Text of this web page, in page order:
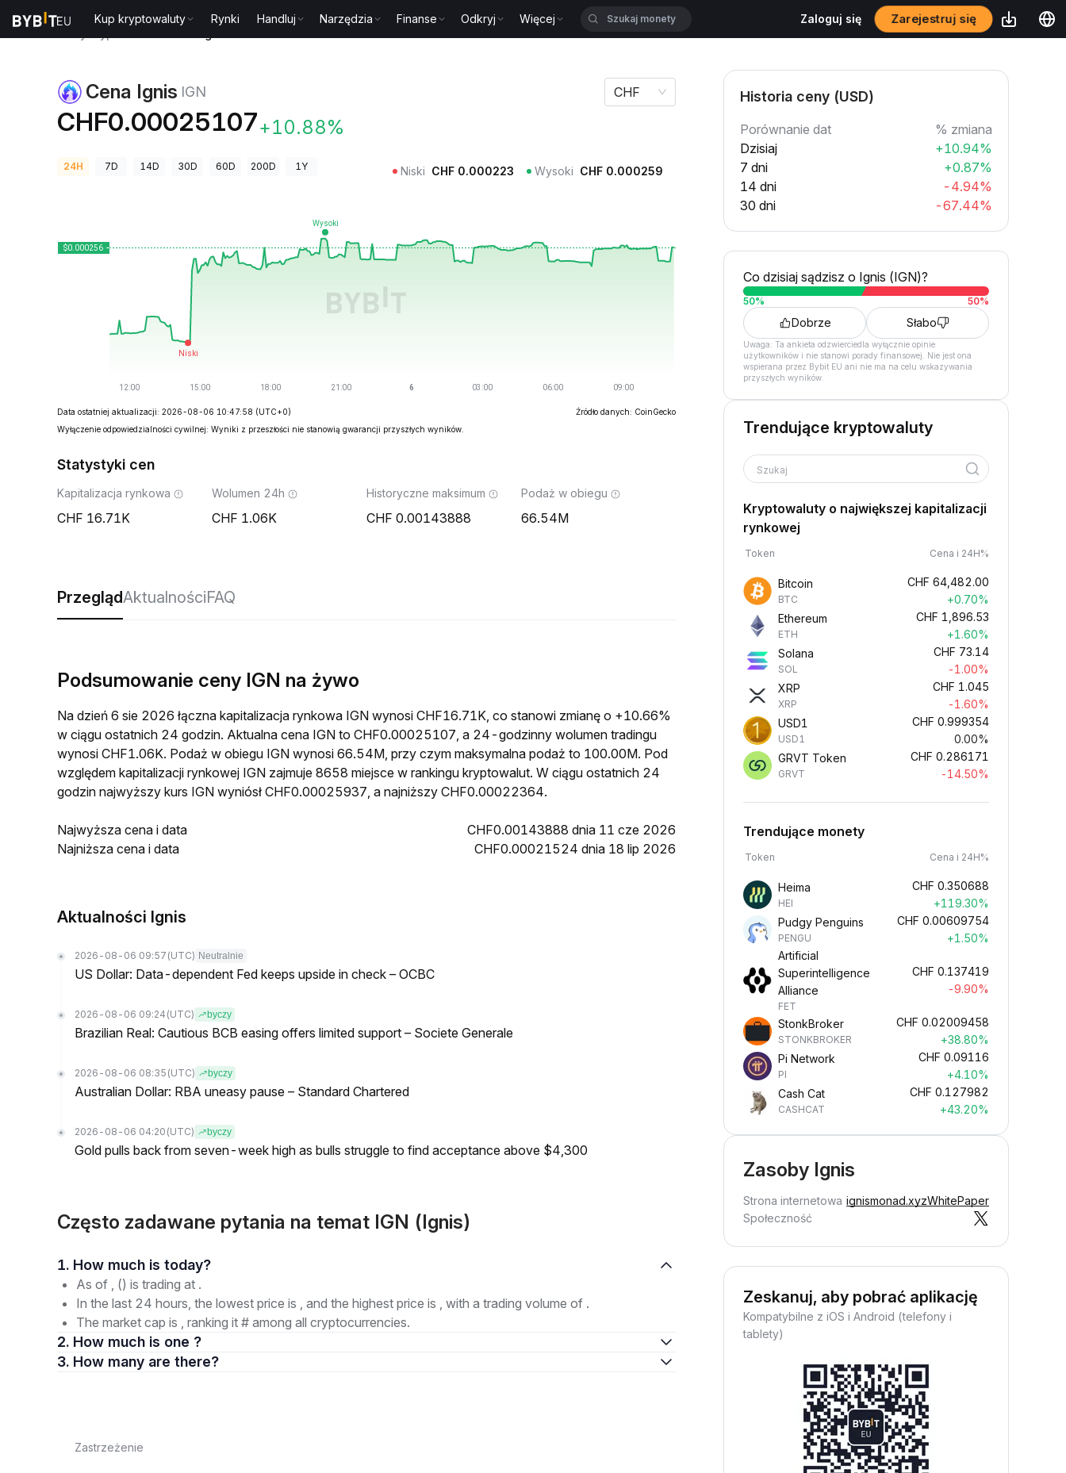
Kup kryptowaluty Rynki Handluj Narzędzia Finanse Odkryj Więcej Zaloguj się Zarejestruj się
Cena Ignis IGN
CHF0.00025107+10.88%
CHF
24H 7D 14D 30D 60D 200D 1Y Niski CHF 0.000223 Wysoki CHF 0.000259
Data ostatniej aktualizacji: 2026-08-06 10:47:58 (UTC+0)
Źródło danych: CoinGecko
Wyłączenie odpowiedzialności cywilnej: Wyniki z przeszłości nie stanowią gwarancji przyszłych wyników.
Statystyki cen
Kapitalizacja rynkowa
16.71K
Wolumen 24h
1.06K
Historyczne maksimum
0.00143888
Podaż w obiegu
66.54M
PrzeglądAktualnościFAQ
Podsumowanie ceny IGN na żywo
Na dzień 6 sie 2026 łączna kapitalizacja rynkowa IGN wynosi CHF16.71K, co stanowi zmianę o +10.66%
w ciągu ostatnich 24 godzin. Aktualna cena IGN to CHF0.00025107, a 24-godzinny wolumen tradingu
wynosi CHF1.06K. Podaż w obiegu IGN wynosi 66.54M, przy czym maksymalna podaż to 100.00M. Pod
względem kapitalizacji rynkowej IGN zajmuje 8658 miejsce w rankingu kryptowalut. W ciągu ostatnich 24
godzin najwyższy kurs IGN wyniósł CHF0.00025937, a najniższy CHF0.00022364.
Najwyższa cena i data
CHF0.00143888 dnia 11 cze 2026
Najniższa cena i data
CHF0.00021524 dnia 18 lip 2026
Aktualności Ignis
2026-08-06 09:57 (UTC) Neutralnie
US Dollar: Data-dependent Fed keeps upside in check – OCBC
2026-08-06 09:24 (UTC) byczy
Brazilian Real: Cautious BCB easing offers limited support – Societe Generale
2026-08-06 08:35 (UTC) byczy
Australian Dollar: RBA uneasy pause – Standard Chartered
2026-08-06 04:20 (UTC) byczy
Gold pulls back from seven-week high as bulls struggle to find acceptance above $4,300
Często zadawane pytania na temat IGN (Ignis)
1. How much is today?
As of , () is trading at .
In the last 24 hours, the lowest price is , and the highest price is , with a trading volume of .
The market cap is , ranking it # among all cryptocurrencies.
2. How much is one ?
3. How many are there?
Zastrzeżenie
Historia ceny (USD)
Porównanie dat
% zmiana
Dzisiaj
+10.94%
7 dni
+0.87%
14 dni
-4.94%
30 dni
-67.44%
Co dzisiaj sądzisz o Ignis (IGN)?
50% 50%
Dobrze Słabo
Uwaga: Ta ankieta odzwierciedla wyłącznie opinie
użytkowników i nie stanowi porady finansowej. Nie jest ona
wspierana przez Bybit EU ani nie ma na celu wskazywania
przyszłych wyników.
Trendujące kryptowaluty
Szukaj
Kryptowaluty o największej kapitalizacji
rynkowej
Token Cena i 24H%
Bitcoin
BTC
CHF 64,482.00
+0.70%
Ethereum
ETH
CHF 1,896.53
+1.60%
Solana
SOL
CHF 73.14
-1.00%
XRP
XRP
CHF 1.045
-1.60%
USD1
USD1
CHF 0.999354
0.00%
GRVT Token
GRVT
CHF 0.286171
-14.50%
Trendujące monety
Token Cena i 24H%
Heima
HEI
CHF 0.350688
+119.30%
Pudgy Penguins
PENGU
CHF 0.00609754
+1.50%
Artificial
Superintelligence
Alliance
FET
CHF 0.137419
-9.90%
StonkBroker
STONKBROKER
CHF 0.02009458
+38.80%
Pi Network
PI
CHF 0.09116
+4.10%
Cash Cat
CASHCAT
CHF 0.127982
+43.20%
Zasoby Ignis
Strona internetowa ignismonad.xyzWhitePaper
Społeczność
Zeskanuj, aby pobrać aplikację
Kompatybilne z iOS i Android (telefony i
tablety)